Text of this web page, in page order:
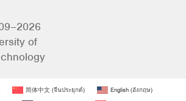
of
简体中文 (จีนประยุกต์) English (อังกฤษ)